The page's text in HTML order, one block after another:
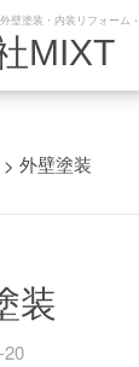
壁塗装・内装リフォーム -
MIXT
> 外壁塗装
装
20